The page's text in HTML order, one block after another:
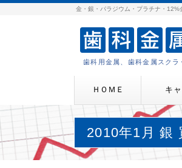
金・銀・パラジウム・プラチナ・12%
歯科用金属、歯科金属スク
ＨＯＭＥ キ
2010年1月 銀